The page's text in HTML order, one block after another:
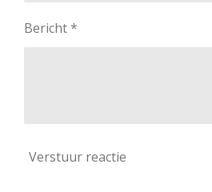
Bericht *
Verstuur reactie